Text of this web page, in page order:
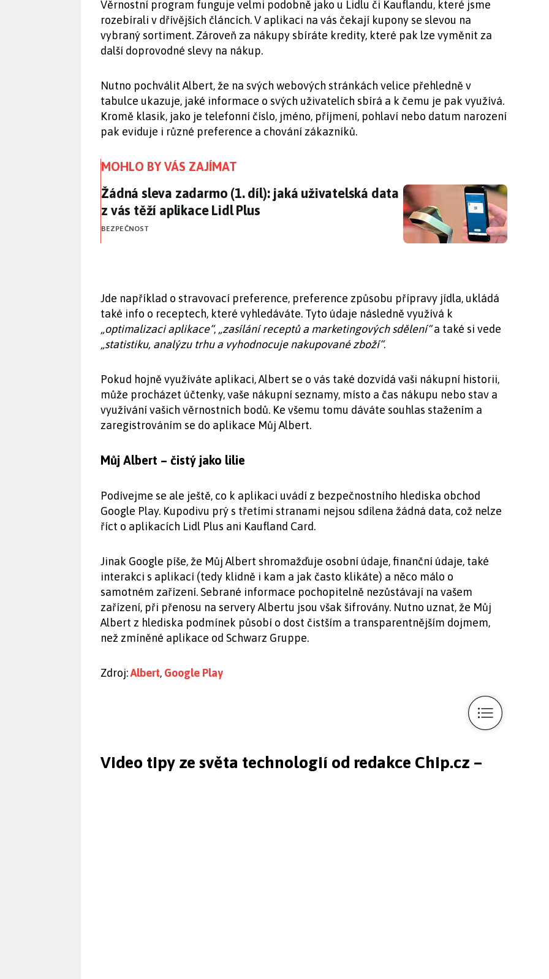
Věrnostní program funguje velmi podobně jako u Lidlu či Kauflandu, které jsme
rozebírali v dřívějších článcích. V aplikaci na vás čekají kupony se slevou na
vybraný sortiment. Zároveň za nákupy sbíráte kredity, které pak lze vyměnit za
další doprovodné slevy na nákup.
Nutno pochválit Albert, že na svých webových stránkách velice přehledně v
tabulce ukazuje, jaké informace o svých uživatelích sbírá a k čemu je pak využívá.
Kromě klasik, jako je telefonní číslo, jméno, příjmení, pohlaví nebo datum narození
pak eviduje i různé preference a chování zákazníků.
MOHLO BY VÁS ZAJÍMAT
Žádná sleva zadarmo (1. díl): jaká uživatelská data z vás těží aplikace Lidl
Žádná sleva zadarmo (1. díl): jaká uživatelská data
z vás těží aplikace Lidl Plus
BEZPEČNOST
Jde například o stravovací preference, preference způsobu přípravy jídla, ukládá
také info o receptech, které vyhledáváte. Tyto údaje následně využívá k
„optimalizaci aplikace“, „zasílání receptů a marketingových sdělení“a také si vede
„statistiku, analýzu trhu a vyhodnocuje nakupované zboží“.
Pokud hojně využíváte aplikaci, Albert se o vás také dozvídá vaši nákupní historii,
může procházet účtenky, vaše nákupní seznamy, místo a čas nákupu nebo stav a
využívání vašich věrnostních bodů. Ke všemu tomu dáváte souhlas stažením a
zaregistrováním se do aplikace Můj Albert.
Můj Albert – čistý jako lilie
Podívejme se ale ještě, co k aplikaci uvádí z bezpečnostního hlediska obchod
Google Play. Kupodivu prý s třetími stranami nejsou sdílena žádná data, což nelze
říct o aplikacích Lidl Plus ani Kaufland Card.
Jinak Google píše, že Můj Albert shromažďuje osobní údaje, finanční údaje, také
interakci s aplikací (tedy klidně i kam a jak často klikáte) a něco málo o
samotném zařízení. Sebrané informace pochopitelně nezůstávají na vašem
zařízení, při přenosu na servery Albertu jsou však šifrovány. Nutno uznat, že Můj
Albert z hlediska podmínek působí o dost čistším a transparentnějším dojmem,
než zmíněné aplikace od Schwarz Gruppe.
Zdroj:Albert, Google Play
Video tipy ze světa technologií od redakce Chip.cz –